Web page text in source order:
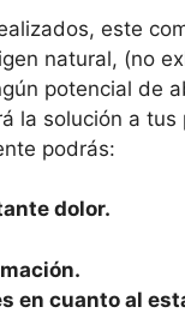
este
natural, (no
potencial de
la solución a tus
podrás:
dolor.
en cuanto al